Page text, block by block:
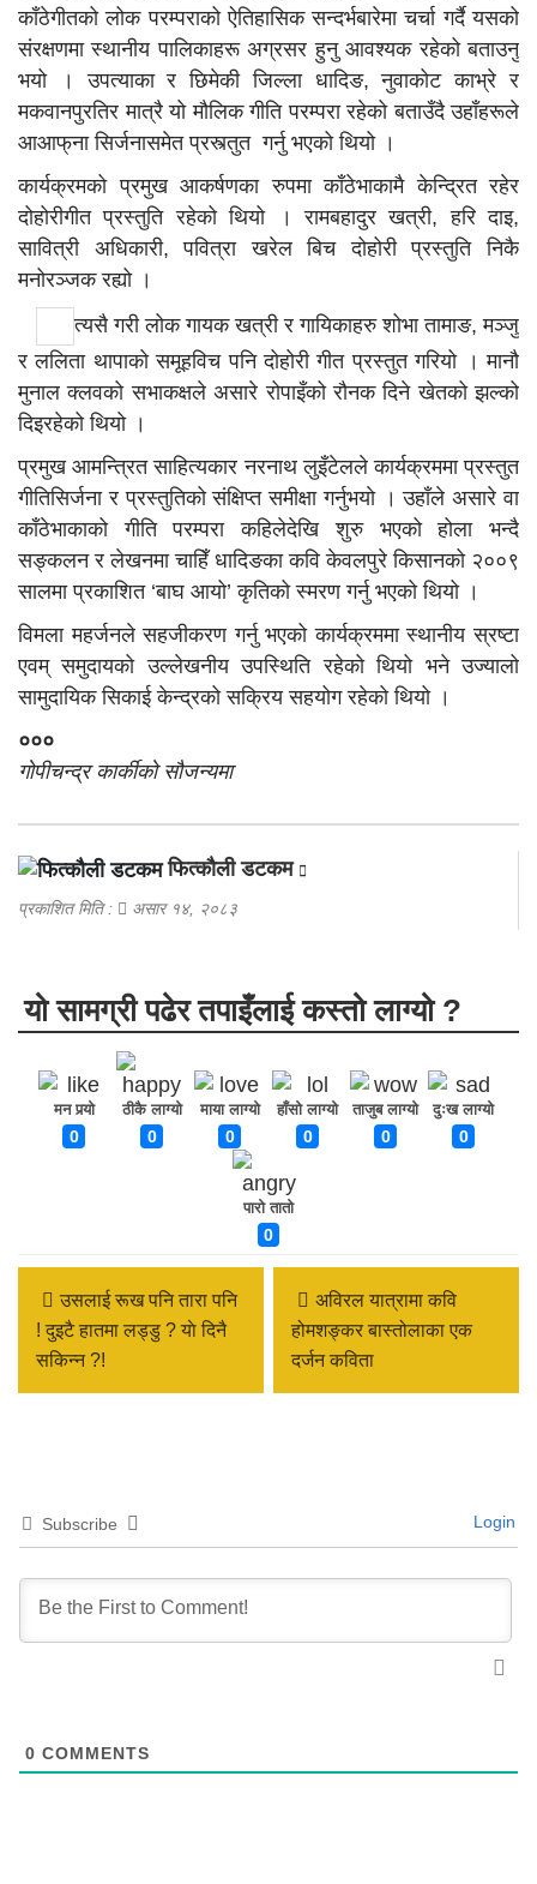
काँठेगीतको लोक परम्पराको ऐतिहासिक सन्दर्भबारेमा चर्चा गर्दै यसको
संरक्षणमा स्थानीय पालिकाहरू अग्रसर हुनु आवश्यक रहेको बताउनु
भयो । उपत्याका र छिमेकी जिल्ला धादिङ, नुवाकोट काभ्रे र
मकवानपुरतिर मात्रै यो मौलिक गीति परम्परा रहेको बताउँदै उहाँहरूले
आआफ्‌ना सिर्जनासमेत प्रस्त्तुत गर्नु भएको थियो ।
कार्यक्रमको प्रमुख आकर्षणका रुपमा काँठेभाकामै केन्द्रित रहेर
दोहोरीगीत प्रस्तुति रहेको थियो । रामबहादुर खत्री, हरि दाइ,
सावित्री अधिकारी, पवित्रा खरेल बिच दोहोरी प्रस्तुति निकै
मनोरञ्जक रह्यो ।
त्यसै गरी लोक गायक खत्री र गायिकाहरु शोभा तामाङ, मञ्जु
र ललिता थापाको समूहविच पनि दोहोरी गीत प्रस्तुत गरियो । मानौ
मुनाल क्लवको सभाकक्षले असारे रोपाइँको रौनक दिने खेतको झल्को
दिइरहेको थियो ।
प्रमुख आमन्त्रित साहित्यकार नरनाथ लुइँटेलले कार्यक्रममा प्रस्तुत
गीतिसिर्जना र प्रस्तुतिको संक्षिप्त समीक्षा गर्नुभयाे । उहाँले असारे वा
काँठेभाकाको गीति परम्परा कहिलेदेखि शुरु भएको होला भन्दै
सङ्कलन र लेखनमा चाहिँ धादिङका कवि केवलपुरे किसानको २००९
सालमा प्रकाशित ‘बाघ आयो’ कृतिको स्मरण गर्नु भएको थियो ।
विमला महर्जनले सहजीकरण गर्नु भएको कार्यक्रममा स्थानीय स्रष्टा
एवम् समुदायको उल्लेखनीय उपस्थिति रहेको थियो भने उज्यालो
सामुदायिक सिकाई केन्द्रको सक्रिय सहयोग रहेको थियो ।
०००
गोपीचन्द्र कार्कीको सौजन्यमा
फित्काैली डटकम
प्रकाशित मिति : असार १४, २०८३
यो सामग्री पढेर तपाइँलाई कस्तो लाग्यो ?
मन पर्‍यो
0
ठीकै लाग्यो
0
माया लाग्यो
0
हाँसो लाग्यो
0
ताजुब लाग्यो
0
दुःख लाग्यो
0
पारो तातो
0
उसलाई रूख पनि तारा पनि
! दुइटै हातमा लड्डु ? याे दिनै
सकिन्न ?!
अविरल यात्रामा कवि
होमशङ्कर बास्तोलाका एक
दर्जन कविता
Subscribe Login
0 COMMENTS